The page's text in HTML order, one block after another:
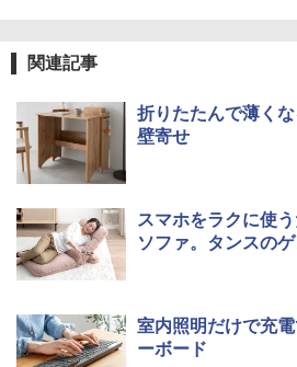
関連記事
折りたたんで薄く
壁寄せ
スマホをラクに使
ソファ。タンスの
室内照明だけで充
ーボード